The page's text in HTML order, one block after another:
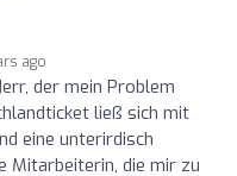
ago
der mein Problem
ließ sich mit
eine unterirdisch
Mitarbeiterin, die mir zu